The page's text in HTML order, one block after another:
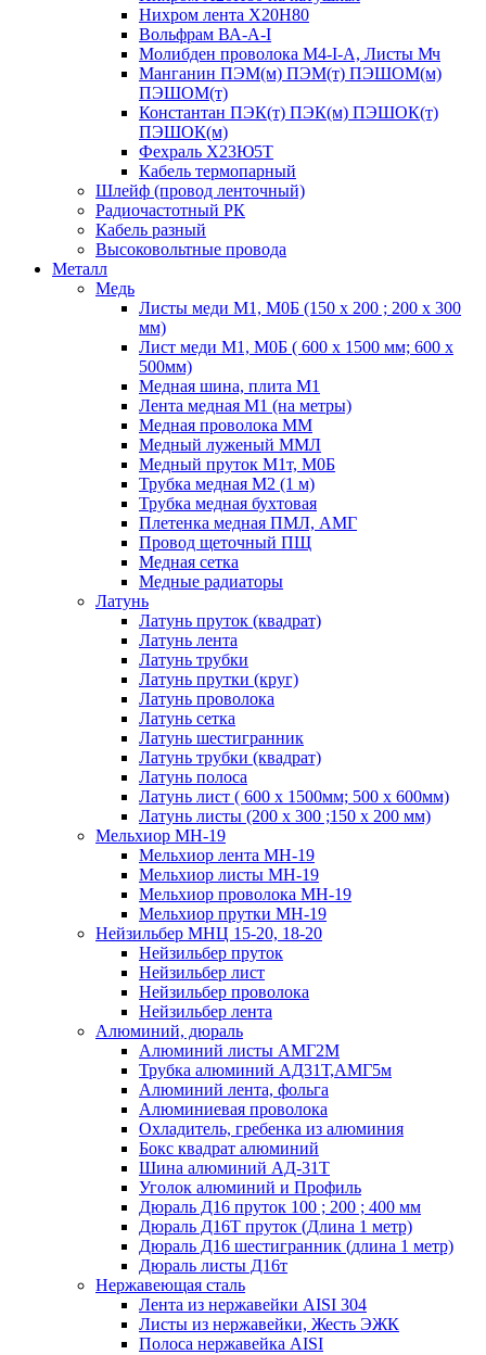
Нихром лента Х20Н80
Вольфрам ВА-А-I
Молибден проволока М4-I-А, Листы Мч
Манганин ПЭМ(м) ПЭМ(т) ПЭШОМ(м)
ПЭШОМ(т)
Константан ПЭК(т) ПЭК(м) ПЭШОК(т)
ПЭШОК(м)
Фехраль Х23Ю5Т
Кабель термопарный
Шлейф (провод ленточный)
Радиочастотный РК
Кабель разный
Высоковольтные провода
Металл
Медь
Листы меди М1, М0Б (150 х 200 ; 200 х 300
мм)
Лист меди М1, М0Б ( 600 х 1500 мм; 600 х
500мм)
Медная шина, плита М1
Лента медная М1 (на метры)
Медная проволока ММ
Медный луженый ММЛ
Медный пруток М1т, М0Б
Трубка медная М2 (1 м)
Трубка медная бухтовая
Плетенка медная ПМЛ, АМГ
Провод щеточный ПЩ
Медная сетка
Медные радиаторы
Латунь
Латунь пруток (квадрат)
Латунь лента
Латунь трубки
Латунь прутки (круг)
Латунь проволока
Латунь сетка
Латунь шестигранник
Латунь трубки (квадрат)
Латунь полоса
Латунь лист ( 600 х 1500мм; 500 х 600мм)
Латунь листы (200 х 300 ;150 х 200 мм)
Мельхиор МН-19
Мельхиор лента МН-19
Мельхиор листы МН-19
Мельхиор проволока МН-19
Мельхиор прутки МН-19
Нейзильбер МНЦ 15-20, 18-20
Нейзильбер пруток
Нейзильбер лист
Нейзильбер проволока
Нейзильбер лента
Алюминий, дюраль
Алюминий листы АМГ2М
Трубка алюминий АД31Т,АМГ5м
Алюминий лента, фольга
Алюминиевая проволока
Охладитель, гребенка из алюминия
Бокс квадрат алюминий
Шина алюминий АД-31Т
Уголок алюминий и Профиль
Дюраль Д16 пруток 100 ; 200 ; 400 мм
Дюраль Д16Т пруток (Длина 1 метр)
Дюраль Д16 шестигранник (длина 1 метр)
Дюраль листы Д16т
Нержавеющая сталь
Лента из нержавейки AISI 304
Листы из нержавейки, Жесть ЭЖК
Полоса нержавейка АISI